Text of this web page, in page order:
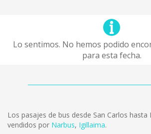
Lo sentimos. No hemos podido
para esta fecha.
Los pasajes de bus desde San Carlos hasta
vendidos por Narbus, Igillaima.